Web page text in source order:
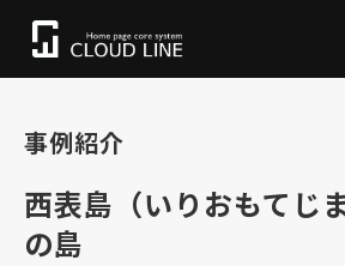
事例紹介
西表島（いりおもてじ
の島